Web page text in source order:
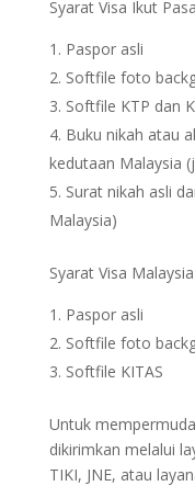
Syarat Visa Ikut
Paspor asli
Softfile foto
Softfile KTP dan
Buku nikah atau
kedutaan Malaysia
Surat nikah asli
Malaysia)
Syarat Visa
Paspor asli
Softfile foto
Softfile KITAS
Untuk
dikirimkan melalui
TIKI, JNE, atau